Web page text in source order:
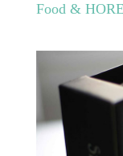
Food &